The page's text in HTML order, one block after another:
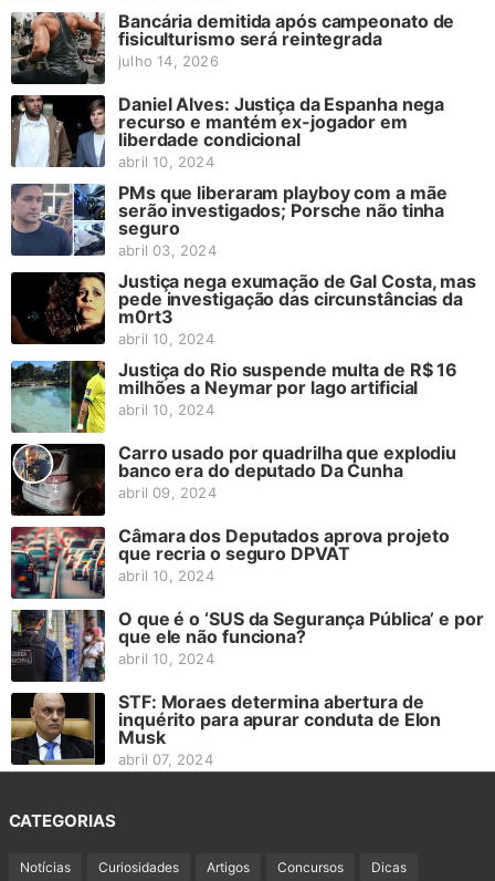
Bancária demitida após campeonato de
fisiculturismo será reintegrada
julho 14, 2026
Daniel Alves: Justiça da Espanha nega
recurso e mantém ex-jogador em
liberdade condicional
abril 10, 2024
PMs que liberaram playboy com a mãe
serão investigados; Porsche não tinha
seguro
abril 03, 2024
Justiça nega exumação de Gal Costa, mas
pede investigação das circunstâncias da
m0rt3
abril 10, 2024
Justiça do Rio suspende multa de R$ 16
milhões a Neymar por lago artificial
abril 10, 2024
Carro usado por quadrilha que explodiu
banco era do deputado Da Cunha
abril 09, 2024
Câmara dos Deputados aprova projeto
que recria o seguro DPVAT
abril 10, 2024
O que é o ‘SUS da Segurança Pública’ e por
que ele não funciona?
abril 10, 2024
STF: Moraes determina abertura de
inquérito para apurar conduta de Elon
Musk
abril 07, 2024
CATEGORIAS
Notícias Curiosidades Artigos Concursos Dicas